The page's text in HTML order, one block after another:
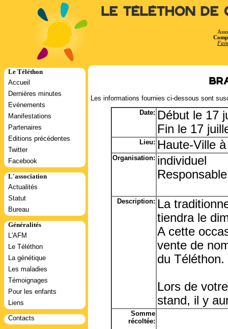
Le Téléthon de
Le Téléthon
Accueil
Dernières minutes
Evénements
Manifestations
Partenaires
Editions précédentes
Twitter
Facebook
L'association
Actualités
Statut
Bureau
Généralités
L'AFM
Le Téléthon
La génétique
Les maladies
Témoignages
Pour les enfants
Liens
Contacts
Les informations fournies ci-dessous sont
Date: Début le 17
Fin le 17
Lieu: Haute-Ville
Organisation: individuel
Description: La
tiendra le
A cette
vente de
du Téléthon.
Lors de
stand, il y
Somme
récoltée: